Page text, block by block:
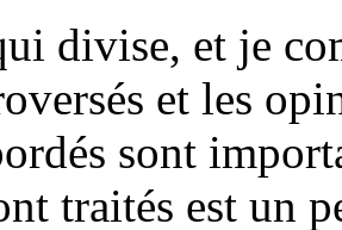
divise, et je
et les
sont
traités est un